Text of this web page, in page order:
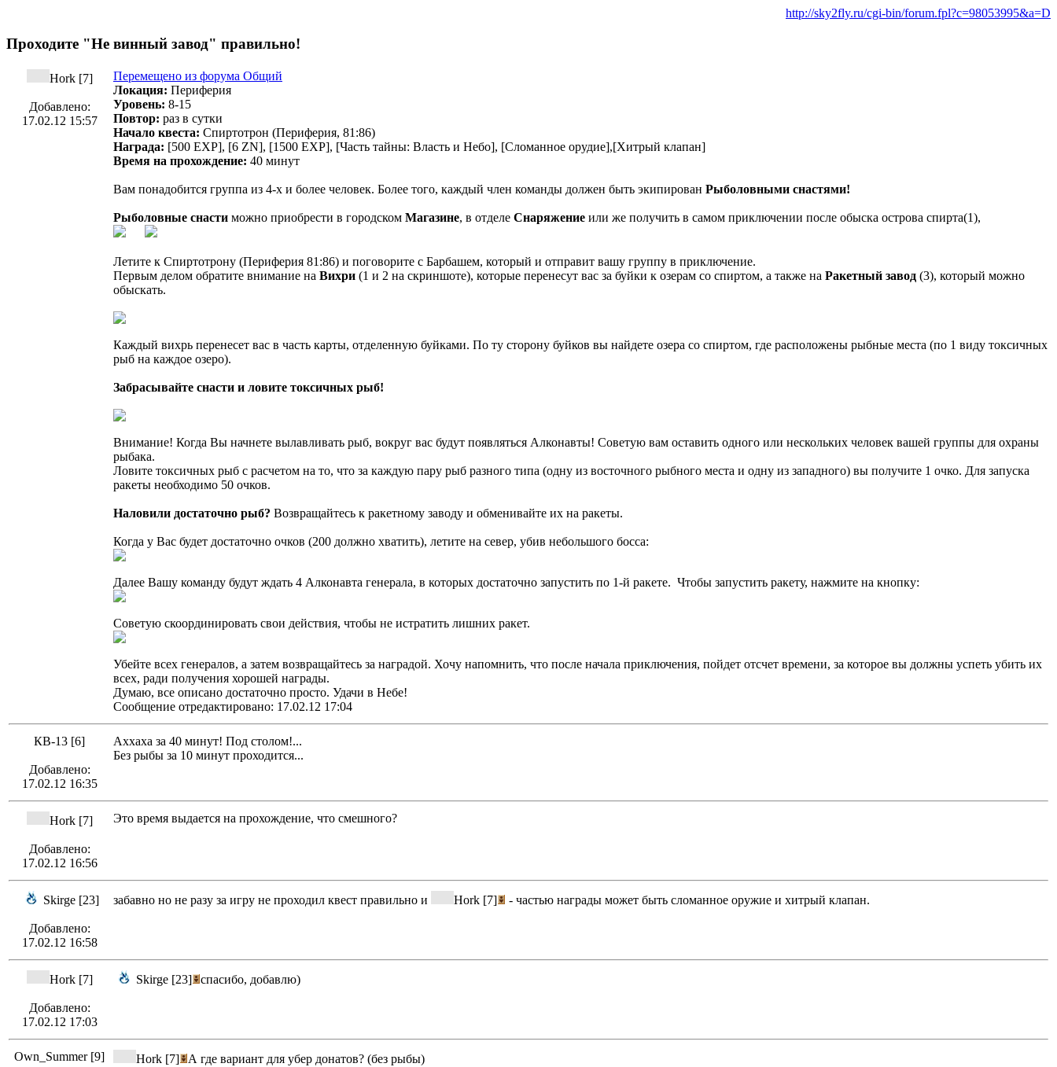
http://sky2fly.ru/cgi-bin/forum.fpl?c=98053995&a=D
Проходите "Не винный завод" правильно!
Hork [7]
Добавлено:
17.02.12 15:57
Перемещено из форума Общий
Локация: Периферия
Уровень: 8-15
Повтор: раз в сутки
Начало квеста: Спиртотрон (Периферия, 81:86)
Награда: [500 EXP], [6 ZN], [1500 EXP], [Часть тайны: Власть и Небо], [Сломанное орудие],[Хитрый клапан]
Время на прохождение: 40 минут
Вам понадобится группа из 4-х и более человек. Более того, каждый член команды должен быть экипирован Рыболовными снастями!
Рыболовные снасти можно приобрести в городском Магазине, в отделе Снаряжение или же получить в самом приключении после обыска острова спирта(1),
Летите к Спиртотрону (Периферия 81:86) и поговорите с Барбашем, который и отправит вашу группу в приключение.
Первым делом обратите внимание на Вихри (1 и 2 на скриншоте), которые перенесут вас за буйки к озерам со спиртом, а также на Ракетный завод (3), который можно
обыскать.
Каждый вихрь перенесет вас в часть карты, отделенную буйками. По ту сторону буйков вы найдете озера со спиртом, где расположены рыбные места (по 1 виду токсичных
рыб на каждое озеро).
Забрасывайте снасти и ловите токсичных рыб!
Внимание! Когда Вы начнете вылавливать рыб, вокруг вас будут появляться Алконавты! Советую вам оставить одного или нескольких человек вашей группы для охраны
рыбака.
Ловите токсичных рыб с расчетом на то, что за каждую пару рыб разного типа (одну из восточного рыбного места и одну из западного) вы получите 1 очко. Для запуска
ракеты необходимо 50 очков.
Наловили достаточно рыб? Возвращайтесь к ракетному заводу и обменивайте их на ракеты.
Когда у Вас будет достаточно очков (200 должно хватить), летите на север, убив небольшого босса:
Далее Вашу команду будут ждать 4 Алконавта генерала, в которых достаточно запустить по 1-й ракете. Чтобы запустить ракету, нажмите на кнопку:
Советую скоординировать свои действия, чтобы не истратить лишних ракет.
Убейте всех генералов, а затем возвращайтесь за наградой. Хочу напомнить, что после начала приключения, пойдет отсчет времени, за которое вы должны успеть убить их
всех, ради получения хорошей награды.
Думаю, все описано достаточно просто. Удачи в Небе!
Сообщение отредактировано: 17.02.12 17:04
КВ-13 [6]
Добавлено:
17.02.12 16:35
Аххаха за 40 минут! Под столом!...
Без рыбы за 10 минут проходится...
Hork [7]
Добавлено:
17.02.12 16:56
Это время выдается на прохождение, что смешного?
Skirge [23]
Добавлено:
17.02.12 16:58
забавно но не разу за игру не проходил квест правильно и Hork [7] - частью награды может быть сломанное оружие и хитрый клапан.
Hork [7]
Добавлено:
17.02.12 17:03
Skirge [23] спасибо, добавлю)
Own_Summer [9] Hork [7] А где вариант для убер донатов? (без рыбы)